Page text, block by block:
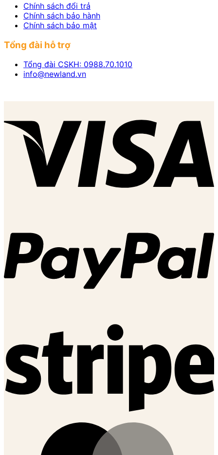
Chính sách đổi trả
Chính sách bảo hành
Chính sách bảo mật
Tổng đài hỗ trợ
Tổng đài CSKH: 0988.70.1010
info@newland.vn